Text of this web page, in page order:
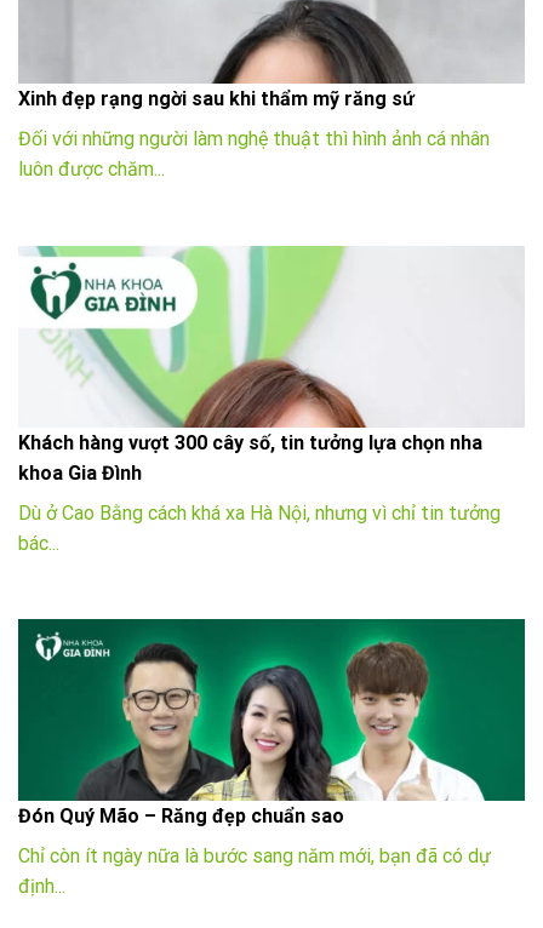
Xinh đẹp rạng ngời sau khi thẩm mỹ răng sứ
Đối với những người làm nghệ thuật thì hình ảnh cá nhân
luôn được chăm...
Khách hàng vượt 300 cây số, tin tưởng lựa chọn nha
khoa Gia Đình
Dù ở Cao Bằng cách khá xa Hà Nội, nhưng vì chỉ tin tưởng
bác...
Đón Quý Mão – Răng đẹp chuẩn sao
Chỉ còn ít ngày nữa là bước sang năm mới, bạn đã có dự
định...